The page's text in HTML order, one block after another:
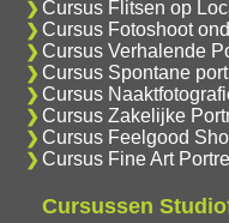
Cursus Flitsen op
Cursus Fotoshoot
Cursus Verhalende
Cursus Spontane
Cursus
Cursus Zakelijke
Cursus Feelgood
Cursus Fine Art
Cursussen